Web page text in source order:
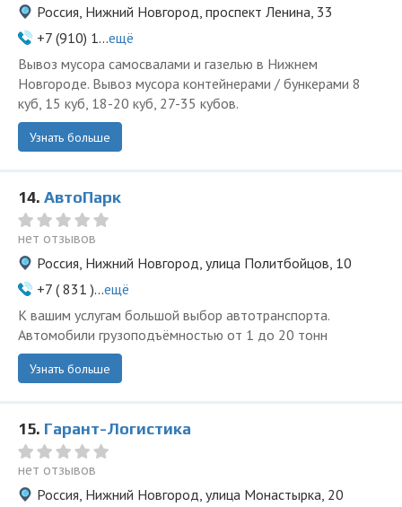
Россия, Нижний Новгород, проспект Ленина, 33
+7 (910) 1...ещё
Вывоз мусора самосвалами и газелью в Нижнем
Новгороде. Вывоз мусора контейнерами / бункерами 8
куб, 15 куб, 18-20 куб, 27-35 кубов.
Узнать больше
14. АвтоПарк
нет отзывов
Россия, Нижний Новгород, улица Политбойцов, 10
+7 ( 831 )...ещё
К вашим услугам большой выбор автотранспорта.
Автомобили грузоподъёмностью от 1 до 20 тонн
Узнать больше
15. Гарант-Логистика
нет отзывов
Россия, Нижний Новгород, улица Монастырка, 20